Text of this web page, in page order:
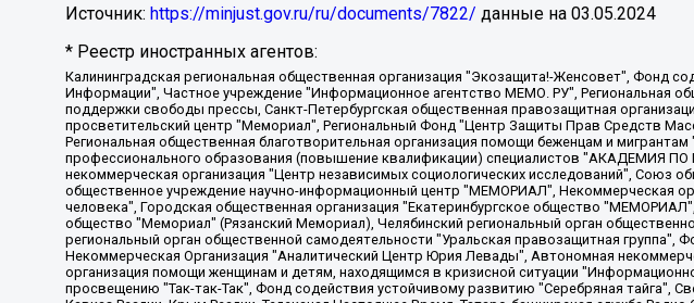
Источник: https://minjust.gov.ru/ru/documents/7822/ данные на 03.05.2024
* Реестр иностранных агентов:
Калининградская региональная общественная организация "Экозащита!-Женсовет", Фонд содействия защите прав и свобод граждан "Общественный вердикт", Фонд "Институт Развития Свободы Информации", Частное учреждение "Информационное агентство МЕМО. РУ", Региональная общественная организация "Общественная комиссия по сохранению наследия академика Сахарова", Фонд поддержки свободы прессы, Санкт-Петербургская общественная правозащитная организация "Гражданский контроль", Межрегиональная общественная организация "Информационно-просветительский центр "Мемориал", Региональный Фонд "Центр Защиты Прав Средств Массовой Информации", с 05.12.2023 Фонд "Центр Защиты Прав Средств массовой информации", Региональная общественная благотворительная организация помощи беженцам и мигрантам "Гражданское содействие", Негосударственное образовательное учреждение дополнительного профессионального образования (повышение квалификации) специалистов "АКАДЕМИЯ ПО ПРАВАМ ЧЕЛОВЕКА", Свердловская региональная общественная организация "Сутяжник", Автономная некоммерческая организация "Центр независимых социологических исследований", Союз общественных объединений "Российский исследовательский центр по правам человека", Региональное общественное учреждение научно-информационный центр "МЕМОРИАЛ", Некоммерческая организация "Фонд защиты гласности", Автономная некоммерческая организация "Институт прав человека", Городская общественная организация "Екатеринбургское общество "МЕМОРИАЛ", Городская общественная организация "Рязанское историко-просветительское и правозащитное общество "Мемориал" (Рязанский Мемориал), Челябинский региональный орган общественной самодеятельности – женское общественное объединение "Женщины Евразии", Челябинский региональный орган общественной самодеятельности "Уральская правозащитная группа", Фонд содействия защите здоровья и социальной справедливости имени Андрея Рылькова, Автономная Некоммерческая Организация "Аналитический Центр Юрия Левады", Автономная некоммерческая организация социальной поддержки населения "Проект Апрель", Региональная общественная организация помощи женщинам и детям, находящимся в кризисной ситуации "Информационно-методический центр "Анна", Фонд содействия развитию массовых коммуникаций и правовому просвещению "Так-так-Так", Фонд содействия устойчивому развитию "Серебряная тайга", Свердловский региональный общественный фонд социальных проектов "Новое время", "Idel.Реалии", Кавказ.Реалии, Крым.Реалии, Телеканал Настоящее Время, Татаро-башкирская служба Радио Свобода (Azatliq Radiosi), Радио Свободная Европа/Радио Свобода (PCE/PC), "Сибирь.Реалии", "Фактограф", Благотворительный фонд помощи осужденным и их семьям, Автономная некоммерческая организация "Институт глобализации и социальных движений", Фонд "В защиту прав заключенных", Частное учреждение "Центр поддержки и содействия развитию средств массовой информации", Пензенский региональный общественный благотворительный фонд "Гражданский союз", "Север.Реалии", Некоммерческая организация Фонд "Правовая инициатива", Общество с ограниченной ответственностью "Радио Свободная Европа/Радио Свобода", Чешское информационное агентство "MEDIUM-ORIENT", Красноярская региональная общественная организация "Мы против СПИДа", Камалягин Денис Николаевич, Маркелов Сергей Евгеньевич, Пономарев Лев Александрович, Савицкая Людмила Алексеевна, Автономная некоммерческая организация "Центр по работе с проблемой насилия "НАСИЛИЮ.НЕТ", Межрегиональный профессиональный союз работников здравоохранения "Альянс врачей", Юридическое лицо, зарегистрированное в Латвийской Республике, SIA "Medusa Project" (регистрационный номер 40103797863, дата регистрации 10.06.2014), Некоммерческая организация "Фонд по борьбе с коррупцией", Автономная некоммерческая организация "Институт права и публичной политики", Баданин Роман Сергеевич, Гликин Максим Александрович, Железнова Мария Михайловна, Лукьянова Юлия Сергеевна, Маетная Елизавета Витальевна, Маняхин Петр Борисович, Чуракова Ольга Владимировна, Ярош Юлия Петровна, Юридическое лицо "The Insider SIA", зарегистрированное в Риге, Латвийская Республика (дата регистрации 26.06.2015), являющееся администратором доменного имени интернет-издания "The Insider SIA", https://theins.ru, Постернак Алексей Евгеньевич, Рубин Михаил Аркадьевич, Анин Роман Александрович, Юридическое лицо Istories fonds, зарегистрированное в Латвийской Республике (регистрационный номер 50008295751, дата регистрации 24.02.2020), Великовский Дмитрий Александрович, Долинина Ирина Николаевна, Мароховская Алеся Алексеевна, Шлейнов Роман Юрьевич, Шмагун Олеся Валентиновна, Общество с ограниченной ответственностью "Альтаир 2021",